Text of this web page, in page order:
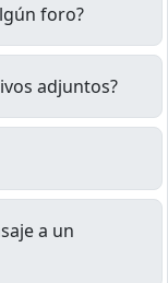
foro?
adjuntos?
a un